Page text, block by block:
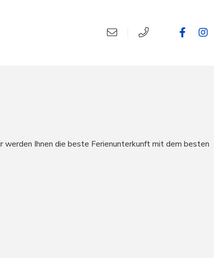
werden Ihnen die beste Ferienunterkunft mit dem besten